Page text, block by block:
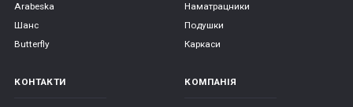
Arabeska
Шанс
Butterfly
Наматрацники
Подушки
Каркаси
КОНТАКТИ КОМПАНІЯ